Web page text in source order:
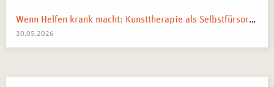
Wenn Helfen krank macht: Kunsttherapie als Selbstfürsorge in pflegenden und beratenden Berufen
30.05.2026